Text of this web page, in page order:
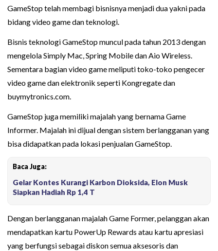
GameStop telah membagi bisnisnya menjadi dua yakni pada
bidang video game dan teknologi.
Bisnis teknologi GameStop muncul pada tahun 2013 dengan
mengelola Simply Mac, Spring Mobile dan Aio Wireless.
Sementara bagian video game meliputi toko-toko pengecer
video game dan elektronik seperti Kongregate dan
buymytronics.com.
GameStop juga memiliki majalah yang bernama Game
Informer. Majalah ini dijual dengan sistem berlangganan yang
bisa didapatkan pada lokasi penjualan GameStop.
Baca Juga:
Gelar Kontes Kurangi Karbon Dioksida, Elon Musk
Siapkan Hadiah Rp 1,4 T
Dengan berlangganan majalah Game Former, pelanggan akan
mendapatkan kartu PowerUp Rewards atau kartu apresiasi
yang berfungsi sebagai diskon semua aksesoris dan